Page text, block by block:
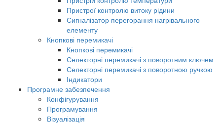
Пристрої контролю витоку рідини
Сигналізатор перегорання нагрівального
елементу
Кнопкові перемикачі
Кнопкові перемикачі
Селекторні перемикачі з поворотним ключем
Селекторні перемикачі з поворотною ручкою
Індикатори
Програмне забезпечення
Конфігурування
Програмування
Візуалізація